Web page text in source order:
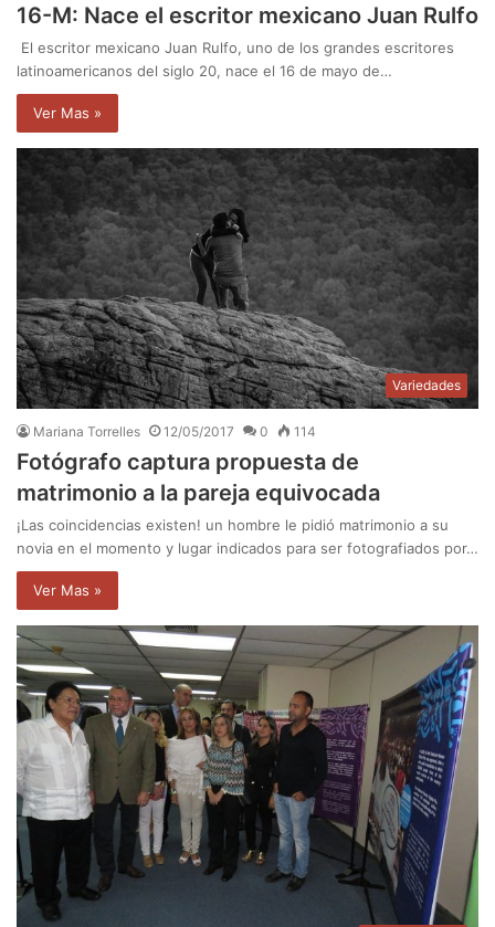
16-M: Nace el escritor mexicano Juan Rulfo
El escritor mexicano Juan Rulfo, uno de los grandes escritores
latinoamericanos del siglo 20, nace el 16 de mayo de…
Ver Mas »
Variedades
Mariana Torrelles 12/05/2017 0 114
Fotógrafo captura propuesta de
matrimonio a la pareja equivocada
¡Las coincidencias existen! un hombre le pidió matrimonio a su
novia en el momento y lugar indicados para ser fotografiados por…
Ver Mas »